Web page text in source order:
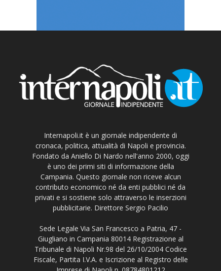
Internapoli.it è un giornale indipendente di
cronaca, politica, attualità di Napoli e provincia.
Fondato da Aniello Di Nardo nell'anno 2000, oggi
è uno dei primi siti di informazione della
Campania. Questo giornale non riceve alcun
contributo economico né da enti pubblici né da
privati e si sostiene solo attraverso le inserzioni
pubblicitarie. Direttore Sergio Pacilio
Sede Legale Via San Francesco a Patria, 47 -
Giugliano in Campania 80014 Registrazione al
Tribunale di Napoli Nr.98 del 26/10/2004 Codice
Fiscale, Partita I.V.A. e Iscrizione al Registro delle